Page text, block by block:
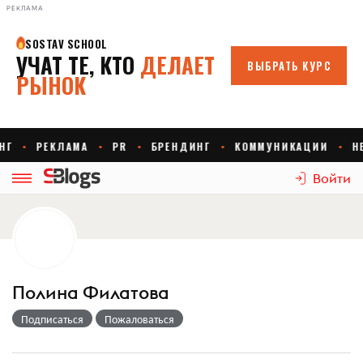
РЕКЛАМА
Войти
Полина Филатова
Подписаться Пожаловаться